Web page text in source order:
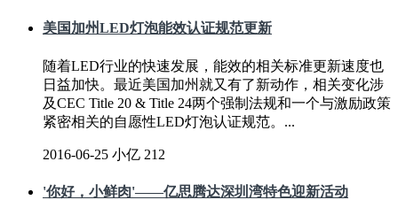
美国加州LED灯泡能效认证规范更新
随着LED行业的快速发展，能效的相关标准更新速度也
日益加快。最近美国加州就又有了新动作，相关变化涉
及CEC Title 20 & Title 24两个强制法规和一个与激励政策
紧密相关的自愿性LED灯泡认证规范。...
2016-06-25 小亿 212
'你好，小鲜肉'——亿思腾达深圳湾特色迎新活动